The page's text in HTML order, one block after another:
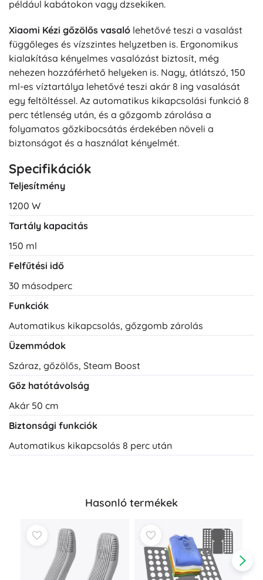
például kabátokon vagy dzsekiken.
Xiaomi Kézi gőzölős vasaló lehetővé teszi a vasalást
függőleges és vízszintes helyzetben is. Ergonomikus
kialakítása kényelmes vasalózást biztosít, még
nehezen hozzáférhető helyeken is. Nagy, átlátszó, 150
ml-es víztartálya lehetővé teszi akár 8 ing vasalását
egy feltöltéssel. Az automatikus kikapcsolási funkció 8
perc tétlenség után, és a gőzgomb zárolása a
folyamatos gőzkibocsátás érdekében növeli a
biztonságot és a használat kényelmét.
Specifikációk
Teljesítmény
1200 W
Tartály kapacitás
150 ml
Felfűtési idő
30 másodperc
Funkciók
Automatikus kikapcsolás, gőzgomb zárolás
Üzemmódok
Száraz, gőzölős, Steam Boost
Gőz hatótávolság
Akár 50 cm
Biztonsági funkciók
Automatikus kikapcsolás 8 perc után
Hasonló termékek